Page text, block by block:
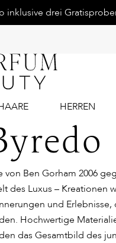
inklusive drei
HERREN
von Ben Gorham 2006
des Luxus – Kreationen
und
Hochwertige
das Gesamtbild des